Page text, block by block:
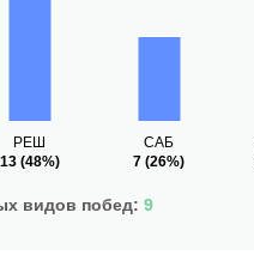
РЕШ
13(48%)
САБ
7 (26%)
видов побед: 9